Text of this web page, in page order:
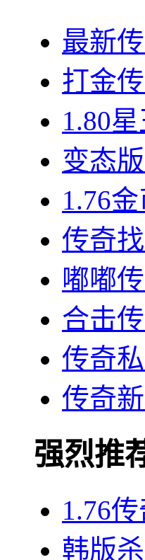
最新
打金
1.80
变态
1.76
传奇
嘟嘟
合击
传奇
传奇
强烈推
1.76
韩版